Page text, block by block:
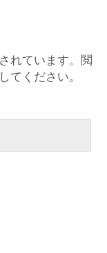
れています。閲
てください。